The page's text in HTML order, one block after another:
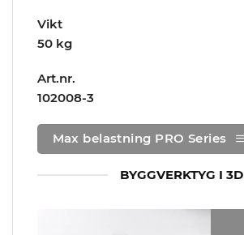
Vikt
50 kg
Art.nr.
102008-3
Max belastning PRO Series
BYGGVERKTYG I 3D